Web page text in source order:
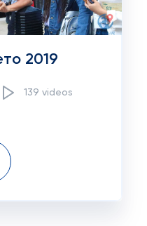
2019
139 videos